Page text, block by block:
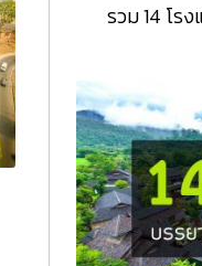
รวม 14 โร